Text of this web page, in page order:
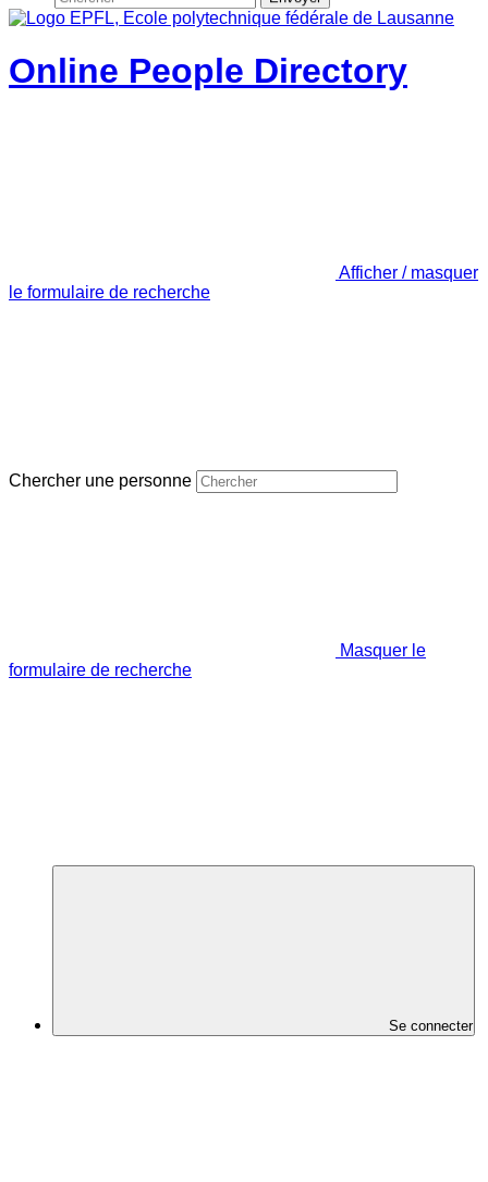
Online People Directory
Afficher / masquer
le formulaire de recherche
Chercher une personne
Masquer le
formulaire de recherche
Se connecter